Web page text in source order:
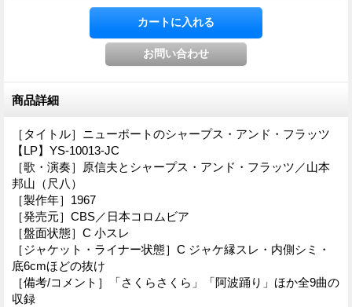
商品詳細
［タイトル］ニューポートのシャープス・アンド・フラッツ
【LP】YS-10013-JC
［歌・演奏］原信夫とシャープス・アンド・フラッツ／山本
邦山（尺八）
［製作年］1967
［発売元］CBS／日本コロムビア
［盤面状態］C 小スレ
［ジャケット・ライナー状態］C ジャケ縁スレ・内側シミ・
底6cmほどの抜け
［備考/コメント］「さくらさくら」「阿波踊り」ほか全9曲の
収録